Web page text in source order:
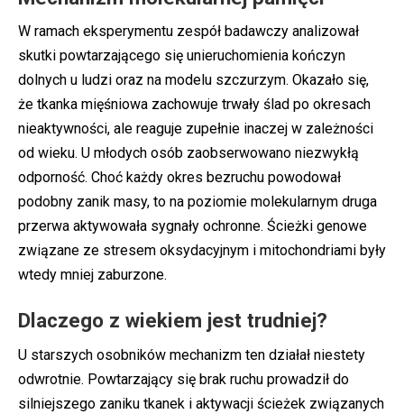
W ramach eksperymentu zespół badawczy analizował
skutki powtarzającego się unieruchomienia kończyn
dolnych u ludzi oraz na modelu szczurzym. Okazało się,
że tkanka mięśniowa zachowuje trwały ślad po okresach
nieaktywności, ale reaguje zupełnie inaczej w zależności
od wieku. U młodych osób zaobserwowano niezwykłą
odporność. Choć każdy okres bezruchu powodował
podobny zanik masy, to na poziomie molekularnym druga
przerwa aktywowała sygnały ochronne. Ścieżki genowe
związane ze stresem oksydacyjnym i mitochondriami były
wtedy mniej zaburzone.
Dlaczego z wiekiem jest trudniej?
U starszych osobników mechanizm ten działał niestety
odwrotnie. Powtarzający się brak ruchu prowadził do
silniejszego zaniku tkanek i aktywacji ścieżek związanych